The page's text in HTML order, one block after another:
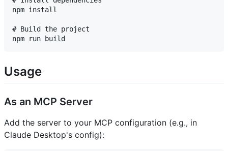
npm install
# Build the project
Usage
As an MCP Server
Add the server to your MCP configuration (e.g., in
Claude Desktop's config):